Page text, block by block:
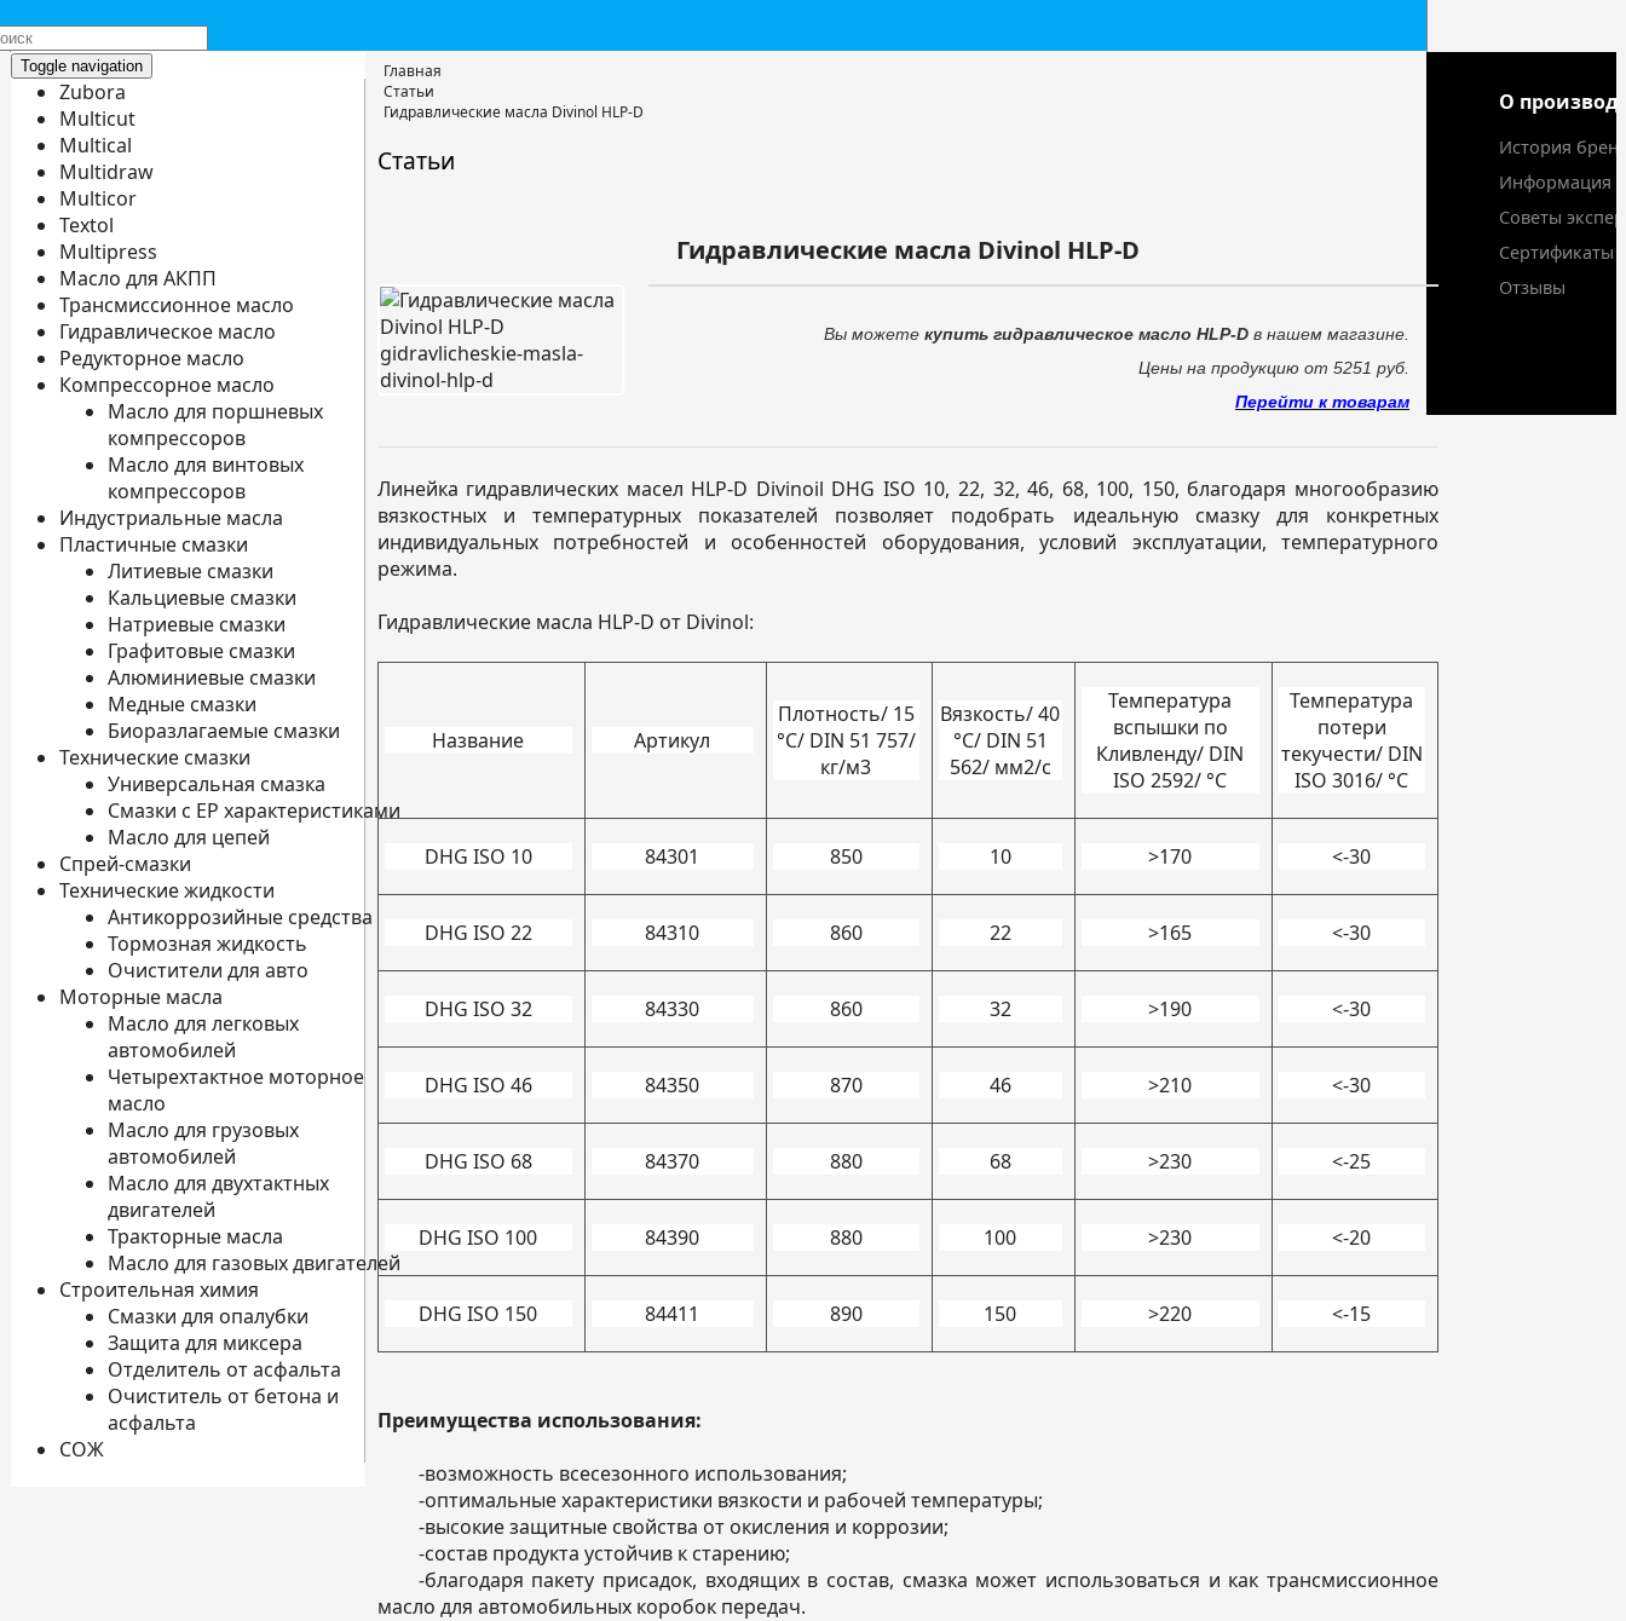
Toggle navigation
Zubora
Multicut
Multical
Multidraw
Multicor
Textol
Multipress
Масло для АКПП
Трансмиссионное масло
Гидравлическое масло
Редукторное масло
Компрессорное масло
Масло для поршневых
компрессоров
Масло для винтовых
компрессоров
Индустриальные масла
Пластичные смазки
Литиевые смазки
Кальциевые смазки
Натриевые смазки
Графитовые смазки
Алюминиевые смазки
Медные смазки
Биоразлагаемые смазки
Технические смазки
Универсальная смазка
Смазки с EP характеристиками
Масло для цепей
Спрей-смазки
Технические жидкости
Антикоррозийные средства
Тормозная жидкость
Очистители для авто
Моторные масла
Масло для легковых
автомобилей
Четырехтактное моторное
масло
Масло для грузовых
автомобилей
Масло для двухтактных
двигателей
Тракторные масла
Масло для газовых двигателей
Строительная химия
Смазки для опалубки
Защита для миксера
Отделитель от асфальта
Очиститель от бетона и
асфальта
СОЖ
Главная
Статьи
Гидравлические масла Divinol HLP-D
Статьи
Гидравлические масла Divinol HLP-D
Вы можете купить гидравлическое масло HLP-D в нашем магазине.
Цены на продукцию от 5251 руб.
Перейти к товарам
Линейка гидравлических масел HLP-D Divinoil DHG ISO 10, 22, 32, 46, 68, 100, 150, благодаря многообразию
вязкостных и температурных показателей позволяет подобрать идеальную смазку для конкретных
индивидуальных потребностей и особенностей оборудования, условий эксплуатации, температурного
режима.
Гидравлические масла HLP-D от Divinol:
Название Артикул
Плотность/ 15
°C/ DIN 51 757/
кг/м3
Вязкость/ 40
°C/ DIN 51
562/ мм2/с
Температура
вспышки по
Кливленду/ DIN
ISO 2592/ °C
Температура
потери
текучести/ DIN
ISO 3016/ °C
DHG ISO 10 84301 850 10 >170 <-30
DHG ISO 22 84310 860 22 >165 <-30
DHG ISO 32 84330 860 32 >190 <-30
DHG ISO 46 84350 870 46 >210 <-30
DHG ISO 68 84370 880 68 >230 <-25
DHG ISO 100 84390 880 100 >230 <-20
DHG ISO 150 84411 890 150 >220 <-15
Преимущества использования:
-возможность всесезонного использования;
-оптимальные характеристики вязкости и рабочей температуры;
-высокие защитные свойства от окисления и коррозии;
-состав продукта устойчив к старению;
-благодаря пакету присадок, входящих в состав, смазка может использоваться и как трансмиссионное
масло для автомобильных коробок передач.
О
История
Информация
Советы
Сертификаты
Отзывы